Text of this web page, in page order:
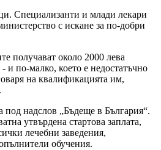
Специализанти и млади лекари
с искане за по-добри
получават около 2000 лева
и по-малко, което е недостатъчно
на квалификацията им,
под надслов „Бъдеще в България“.
утвърдена стартова заплата,
лечебни заведения,
обучения.